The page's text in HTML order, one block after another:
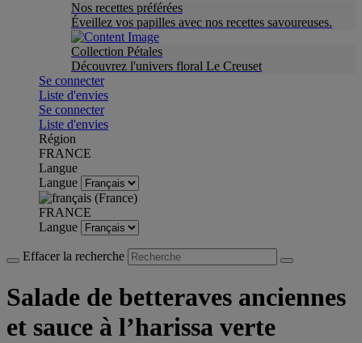
Nos recettes préférées
Éveillez vos papilles avec nos recettes savoureuses.
Collection Pétales
Découvrez l'univers floral Le Creuset
Se connecter
Liste d'envies
Se connecter
Liste d'envies
Région
FRANCE
Langue
Langue
FRANCE
Langue
Effacer la recherche
Salade de betteraves anciennes
et sauce à l’harissa verte